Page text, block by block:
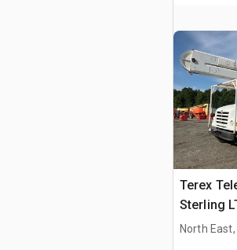
Terex
Sterling
Nacelle
North East,